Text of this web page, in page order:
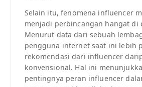
Selain itu, fenomena influencer
menjadi perbincangan hangat di
Menurut data dari sebuah
pengguna internet saat ini lebih
rekomendasi dari influencer
konvensional. Hal ini
pentingnya peran influencer